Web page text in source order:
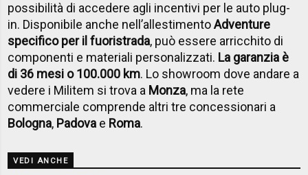
possibilità di accedere agli incentivi per le auto plug-
in. Disponibile anche nell’allestimentoAdventure
specifico per il fuoristrada, può essere arricchito di
componenti e materiali personalizzati. La garanzia è
di 36 mesi o 100.000 km. Lo showroom dove andare a
vedere i Militem si trova a Monza, ma la rete
commerciale comprende altri tre concessionari a
Bologna, Padova e Roma.
VEDI ANCHE